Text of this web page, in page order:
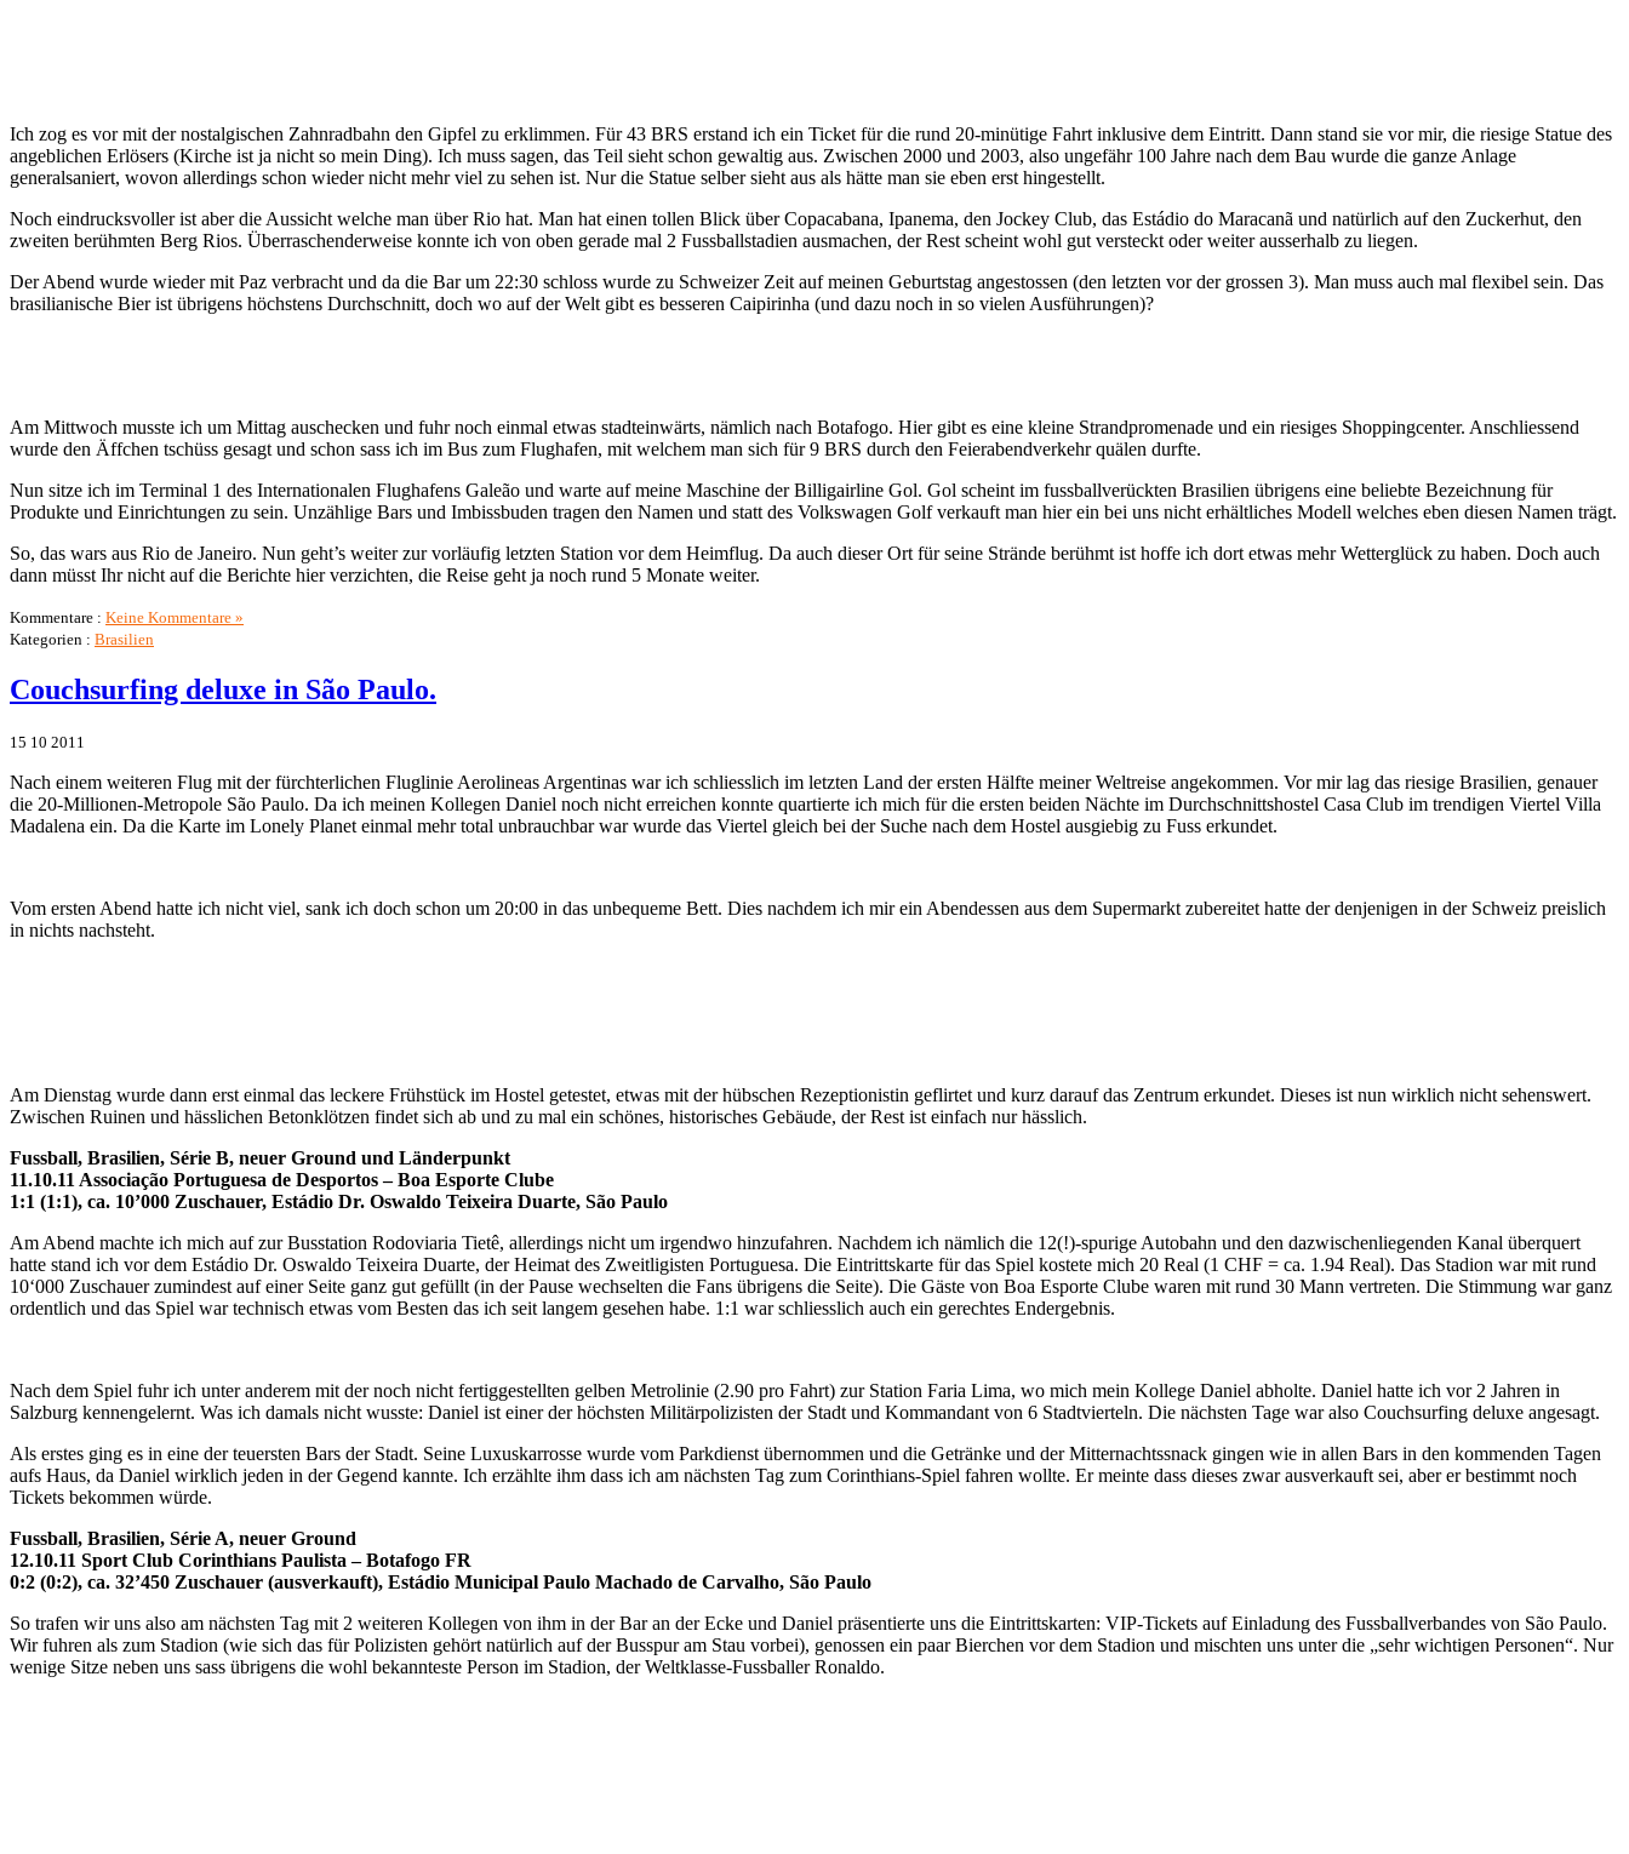
Ich zog es vor mit der nostalgischen Zahnradbahn den Gipfel zu erklimmen. Für 43 BRS erstand ich ein Ticket für die rund 20-minütige Fahrt inklusive dem Eintritt. Dann stand sie vor mir, die riesige Statue des
angeblichen Erlösers (Kirche ist ja nicht so mein Ding). Ich muss sagen, das Teil sieht schon gewaltig aus. Zwischen 2000 und 2003, also ungefähr 100 Jahre nach dem Bau wurde die ganze Anlage
generalsaniert, wovon allerdings schon wieder nicht mehr viel zu sehen ist. Nur die Statue selber sieht aus als hätte man sie eben erst hingestellt.
Noch eindrucksvoller ist aber die Aussicht welche man über Rio hat. Man hat einen tollen Blick über Copacabana, Ipanema, den Jockey Club, das Estádio do Maracanã und natürlich auf den Zuckerhut, den
zweiten berühmten Berg Rios. Überraschenderweise konnte ich von oben gerade mal 2 Fussballstadien ausmachen, der Rest scheint wohl gut versteckt oder weiter ausserhalb zu liegen.
Der Abend wurde wieder mit Paz verbracht und da die Bar um 22:30 schloss wurde zu Schweizer Zeit auf meinen Geburtstag angestossen (den letzten vor der grossen 3). Man muss auch mal flexibel sein. Das
brasilianische Bier ist übrigens höchstens Durchschnitt, doch wo auf der Welt gibt es besseren Caipirinha (und dazu noch in so vielen Ausführungen)?
Am Mittwoch musste ich um Mittag auschecken und fuhr noch einmal etwas stadteinwärts, nämlich nach Botafogo. Hier gibt es eine kleine Strandpromenade und ein riesiges Shoppingcenter. Anschliessend
wurde den Äffchen tschüss gesagt und schon sass ich im Bus zum Flughafen, mit welchem man sich für 9 BRS durch den Feierabendverkehr quälen durfte.
Nun sitze ich im Terminal 1 des Internationalen Flughafens Galeão und warte auf meine Maschine der Billigairline Gol. Gol scheint im fussballverückten Brasilien übrigens eine beliebte Bezeichnung für
Produkte und Einrichtungen zu sein. Unzählige Bars und Imbissbuden tragen den Namen und statt des Volkswagen Golf verkauft man hier ein bei uns nicht erhältliches Modell welches eben diesen Namen trägt.
So, das wars aus Rio de Janeiro. Nun geht’s weiter zur vorläufig letzten Station vor dem Heimflug. Da auch dieser Ort für seine Strände berühmt ist hoffe ich dort etwas mehr Wetterglück zu haben. Doch auch
dann müsst Ihr nicht auf die Berichte hier verzichten, die Reise geht ja noch rund 5 Monate weiter.
Kommentare : Keine Kommentare »
Kategorien : Brasilien
Couchsurfing deluxe in São Paulo.
15 10 2011
Nach einem weiteren Flug mit der fürchterlichen Fluglinie Aerolineas Argentinas war ich schliesslich im letzten Land der ersten Hälfte meiner Weltreise angekommen. Vor mir lag das riesige Brasilien, genauer
die 20-Millionen-Metropole São Paulo. Da ich meinen Kollegen Daniel noch nicht erreichen konnte quartierte ich mich für die ersten beiden Nächte im Durchschnittshostel Casa Club im trendigen Viertel Villa
Madalena ein. Da die Karte im Lonely Planet einmal mehr total unbrauchbar war wurde das Viertel gleich bei der Suche nach dem Hostel ausgiebig zu Fuss erkundet.
Vom ersten Abend hatte ich nicht viel, sank ich doch schon um 20:00 in das unbequeme Bett. Dies nachdem ich mir ein Abendessen aus dem Supermarkt zubereitet hatte der denjenigen in der Schweiz preislich
in nichts nachsteht.
Am Dienstag wurde dann erst einmal das leckere Frühstück im Hostel getestet, etwas mit der hübschen Rezeptionistin geflirtet und kurz darauf das Zentrum erkundet. Dieses ist nun wirklich nicht sehenswert.
Zwischen Ruinen und hässlichen Betonklötzen findet sich ab und zu mal ein schönes, historisches Gebäude, der Rest ist einfach nur hässlich.
Fussball, Brasilien, Série B, neuer Ground und Länderpunkt
11.10.11 Associação Portuguesa de Desportos – Boa Esporte Clube
1:1 (1:1), ca. 10’000 Zuschauer, Estádio Dr. Oswaldo Teixeira Duarte, São Paulo
Am Abend machte ich mich auf zur Busstation Rodoviaria Tietê, allerdings nicht um irgendwo hinzufahren. Nachdem ich nämlich die 12(!)-spurige Autobahn und den dazwischenliegenden Kanal überquert
hatte stand ich vor dem Estádio Dr. Oswaldo Teixeira Duarte, der Heimat des Zweitligisten Portuguesa. Die Eintrittskarte für das Spiel kostete mich 20 Real (1 CHF = ca. 1.94 Real). Das Stadion war mit rund
10‘000 Zuschauer zumindest auf einer Seite ganz gut gefüllt (in der Pause wechselten die Fans übrigens die Seite). Die Gäste von Boa Esporte Clube waren mit rund 30 Mann vertreten. Die Stimmung war ganz
ordentlich und das Spiel war technisch etwas vom Besten das ich seit langem gesehen habe. 1:1 war schliesslich auch ein gerechtes Endergebnis.
Nach dem Spiel fuhr ich unter anderem mit der noch nicht fertiggestellten gelben Metrolinie (2.90 pro Fahrt) zur Station Faria Lima, wo mich mein Kollege Daniel abholte. Daniel hatte ich vor 2 Jahren in
Salzburg kennengelernt. Was ich damals nicht wusste: Daniel ist einer der höchsten Militärpolizisten der Stadt und Kommandant von 6 Stadtvierteln. Die nächsten Tage war also Couchsurfing deluxe angesagt.
Als erstes ging es in eine der teuersten Bars der Stadt. Seine Luxuskarrosse wurde vom Parkdienst übernommen und die Getränke und der Mitternachtssnack gingen wie in allen Bars in den kommenden Tagen
aufs Haus, da Daniel wirklich jeden in der Gegend kannte. Ich erzählte ihm dass ich am nächsten Tag zum Corinthians-Spiel fahren wollte. Er meinte dass dieses zwar ausverkauft sei, aber er bestimmt noch
Tickets bekommen würde.
Fussball, Brasilien, Série A, neuer Ground
12.10.11 Sport Club Corinthians Paulista – Botafogo FR
0:2 (0:2), ca. 32’450 Zuschauer (ausverkauft), Estádio Municipal Paulo Machado de Carvalho, São Paulo
So trafen wir uns also am nächsten Tag mit 2 weiteren Kollegen von ihm in der Bar an der Ecke und Daniel präsentierte uns die Eintrittskarten: VIP-Tickets auf Einladung des Fussballverbandes von São Paulo.
Wir fuhren als zum Stadion (wie sich das für Polizisten gehört natürlich auf der Busspur am Stau vorbei), genossen ein paar Bierchen vor dem Stadion und mischten uns unter die „sehr wichtigen Personen“. Nur
wenige Sitze neben uns sass übrigens die wohl bekannteste Person im Stadion, der Weltklasse-Fussballer Ronaldo.